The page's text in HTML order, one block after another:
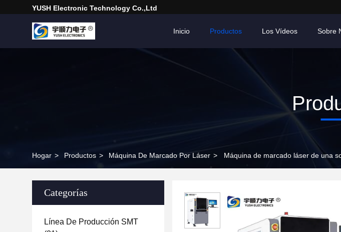
YUSH Electronic Technology Co.,Ltd
Inicio Productos Los Vídeos Sobre
Hogar > Productos > Máquina De Marcado Por Láser > Máquina de marcado láser de una
Categorías
Línea De Producción SMT